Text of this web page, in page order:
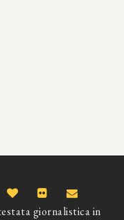
giornalistica in